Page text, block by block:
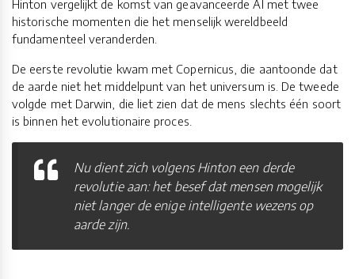
Hinton vergelijkt de komst van geavanceerde AI met twee
historische momenten die het menselijk wereldbeeld
fundamenteel veranderden.
De eerste revolutie kwam met Copernicus, die aantoonde dat
de aarde niet het middelpunt van het universum is. De tweede
volgde met Darwin, die liet zien dat de mens slechts één soort
is binnen het evolutionaire proces.
Nu dient zich volgens Hinton een derde
revolutie aan: het besef dat mensen mogelijk
niet langer de enige intelligente wezens op
aarde zijn.